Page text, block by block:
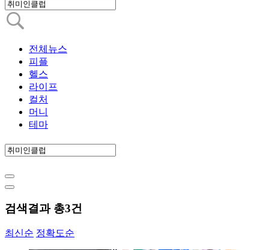
전체뉴스
피플
헬스
라이프
컬처
머니
테마
검색결과 총3건
최신순 정확도순